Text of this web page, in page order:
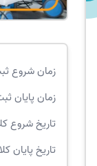
زمان شروع
زمان پایان
تاریخ شروع
تاریخ پایان